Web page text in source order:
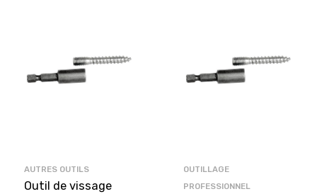
AUTRES OUTILS
Outil de vissage
OUTILLAGE
PROFESSIONNEL